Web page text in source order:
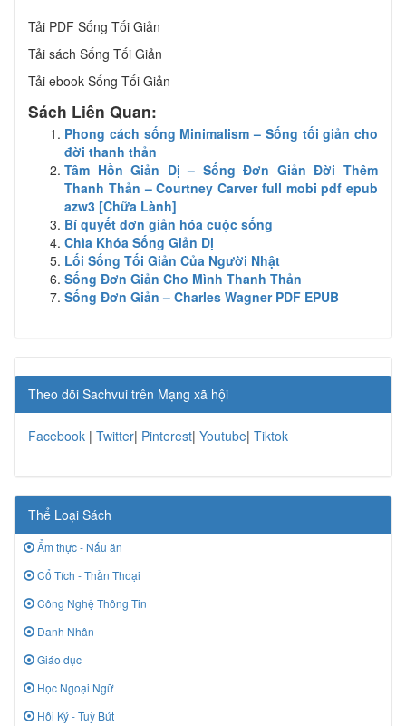
Tải PDF Sống Tối Giản
Tải sách Sống Tối Giản
Tải ebook Sống Tối Giản
Sách Liên Quan:
Phong cách sống Minimalism – Sống tối giản cho
đời thanh thản
Tâm Hồn Giản Dị – Sống Đơn Giản Đời Thêm
Thanh Thản – Courtney Carver full mobi pdf epub
azw3 [Chữa Lành]
Bí quyết đơn giản hóa cuộc sống
Chìa Khóa Sống Giản Dị
Lối Sống Tối Giản Của Người Nhật
Sống Đơn Giản Cho Mình Thanh Thản
Sống Đơn Giản – Charles Wagner PDF EPUB
Theo dõi Sachvui trên Mạng xã hội
Facebook | Twitter| Pinterest| Youtube| Tiktok
Thể Loại Sách
Ẩm thực - Nấu ăn
Cổ Tích - Thần Thoại
Công Nghệ Thông Tin
Danh Nhân
Giáo dục
Học Ngoại Ngữ
Hồi Ký - Tuỳ Bút